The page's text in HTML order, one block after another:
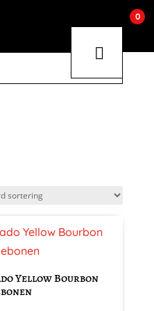
0
Yellow Bourbon